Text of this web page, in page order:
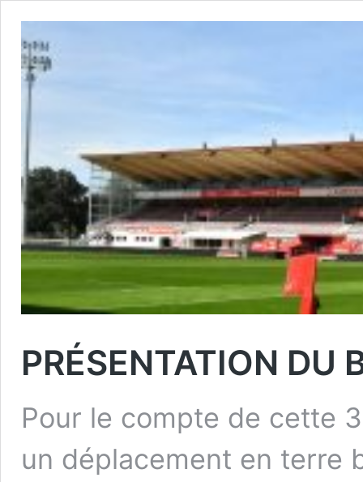
PRÉSENTATION DU
Pour le compte de cette
un déplacement en terre